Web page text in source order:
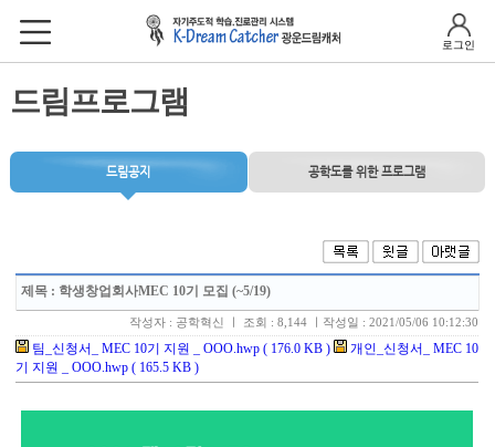
로그인
드림프로그램
드림공지 공학도를 위한 프로그램
제목: 학생창업회사MEC 10기 모집 (~5/19)
작성자 : 공학혁신 ㅣ 조회 : 8,144 ㅣ작성일 : 2021/05/06 10:12:30
팀_신청서_ MEC 10기 지원 _ OOO.hwp ( 176.0 KB )
개인_신청서_ MEC 10
기 지원 _ OOO.hwp ( 165.5 KB )